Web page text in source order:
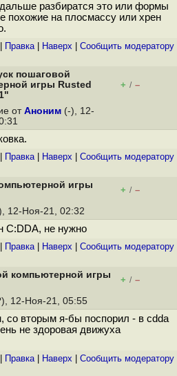
разбиратся это или формы
похожие на плосмассу или хрен
Правка| Наверх Cообщить модератору
пошаговой
игры Rusted
+ / –
от Аноним (-), 12-
Правка| Наверх Cообщить модератору
игры
+ / –
12-Ноя-21, 02:32
C:DDA, не нужно
Правка| Наверх Cообщить модератору
компьютерной игры
+ / –
12-Ноя-21, 05:55
со вторым я-бы поспорил - в cdda
не здоровая движуха
Правка| Наверх Cообщить модератору